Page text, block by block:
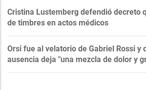
Cristina Lustemberg defendió decreto
de timbres en actos médicos
Orsi fue al velatorio de Gabriel Rossi y
ausencia deja "una mezcla de dolor y